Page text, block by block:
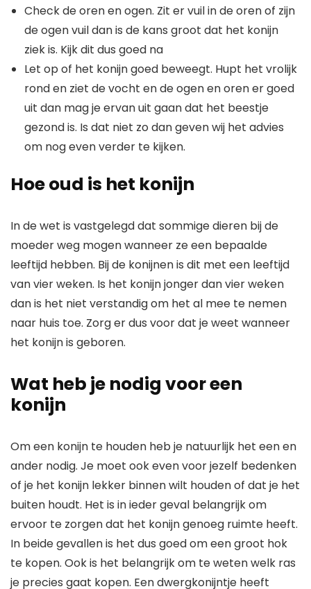
Check de oren en ogen. Zit er vuil in de oren of zijn
de ogen vuil dan is de kans groot dat het konijn
ziek is. Kijk dit dus goed na
Let op of het konijn goed beweegt. Hupt het vrolijk
rond en ziet de vocht en de ogen en oren er goed
uit dan mag je ervan uit gaan dat het beestje
gezond is. Is dat niet zo dan geven wij het advies
om nog even verder te kijken.
Hoe oud is het konijn
In de wet is vastgelegd dat sommige dieren bij de
moeder weg mogen wanneer ze een bepaalde
leeftijd hebben. Bij de konijnen is dit met een leeftijd
van vier weken. Is het konijn jonger dan vier weken
dan is het niet verstandig om het al mee te nemen
naar huis toe. Zorg er dus voor dat je weet wanneer
het konijn is geboren.
Wat heb je nodig voor een
konijn
Om een konijn te houden heb je natuurlijk het een en
ander nodig. Je moet ook even voor jezelf bedenken
of je het konijn lekker binnen wilt houden of dat je het
buiten houdt. Het is in ieder geval belangrijk om
ervoor te zorgen dat het konijn genoeg ruimte heeft.
In beide gevallen is het dus goed om een groot hok
te kopen. Ook is het belangrijk om te weten welk ras
je precies gaat kopen. Een dwergkonijntje heeft